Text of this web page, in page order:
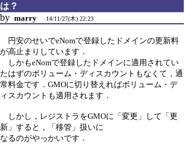
は？
by marry 14/11/27(木) 22:23
円安のせいでeNomで登録したドメインの更新料
が高止まりしています．
しかもeNomで登録したドメインに適用されてい
たはずのボリューム・ディスカウントもなくて，通
常料金です．GMOに切り替えればボリューム・デ
ィスカウントも適用されます．
しかし，レジストラをGMOに「変更」して「更
新」すると，「移管」扱いに
なるのがやっかいです．